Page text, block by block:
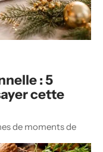
: 5
cette
de moments de